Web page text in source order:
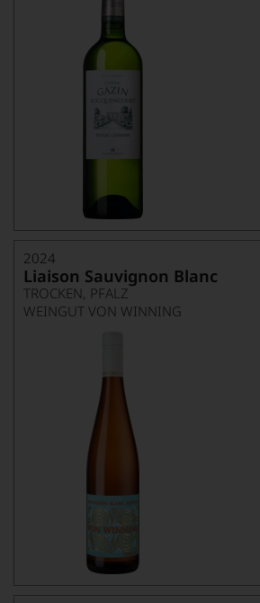
2024
Liaison Sauvignon Blanc
TROCKEN, PFALZ
WEINGUT VON WINNING